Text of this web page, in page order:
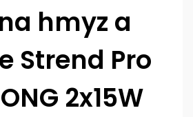
hmyz a
Strend Pro
2x15W